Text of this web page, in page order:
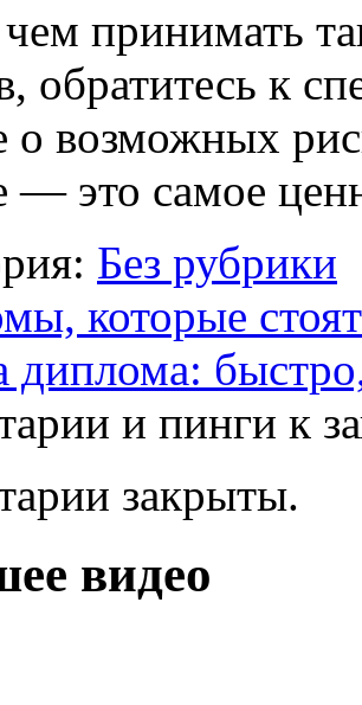
принимать
обратитесь к
о возможных
— это самое
Без рубрики
которые
диплома:
и пинги к
закрыты.
видео